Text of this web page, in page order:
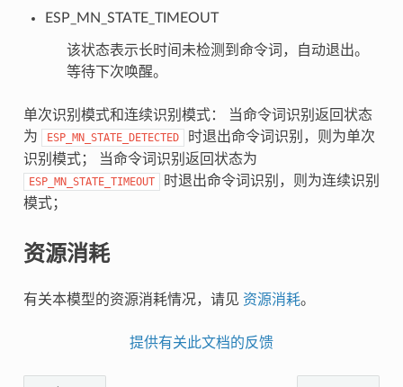
ESP_MN_STATE_TIMEOUT
该状态表示长时间未检测到命令词，自动退出。
等待下次唤醒。
单次识别模式和连续识别模式： 当命令词识别返回状态
为
ESP_MN_STATE_DETECTED
时退出命令词识别，则为单次
识别模式； 当命令词识别返回状态为
ESP_MN_STATE_TIMEOUT
时退出命令词识别，则为连续识别
模式；
资源消耗
有关本模型的资源消耗情况，请见 资源消耗。
提供有关此文档的反馈